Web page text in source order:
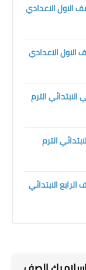
الاول الاعدادي
الاول الاعدادي
الترم
الترم
الابتدائي